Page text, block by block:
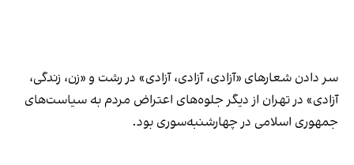
سر دادن شعارهای «آزادی، آزادی، آزادی» در رشت و «زن، زندگی،
آزادی» در تهران از دیگر جلوه‌های اعتراض مردم به سیاست‌های
جمهوری اسلامی در چهارشنبه‌سوری بود.